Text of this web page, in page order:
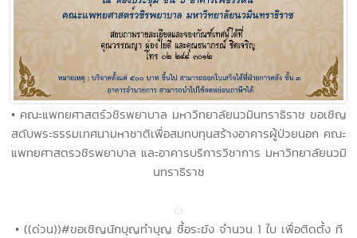
• คณะแพทยศาสตร์วชิรพยาบาล มหาวิทยาลัยนวมินทราธิราช ขอเชิญ
สดับพระธรรมเทศนามหาชาติเพื่อสมทบทุนสร้างอาคารผู้ป่วยนอก คณะ
แพทยศาสตรวชิรพยาบาล และอาคารบริการวิชาการ มหาวิทยาลัยนวมิ
นทราธิราช
• ((ด่วน))#ขอเชิญนักบุญทำบุญ ซื้อระฆัง จำนวน 1 ใบ เพื่อติดตั้ง ที